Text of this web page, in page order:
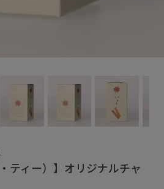
ティー）】オリジナルチャ